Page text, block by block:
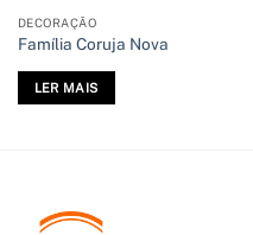
DECORAÇÃO
Família Coruja Nova
LER MAIS